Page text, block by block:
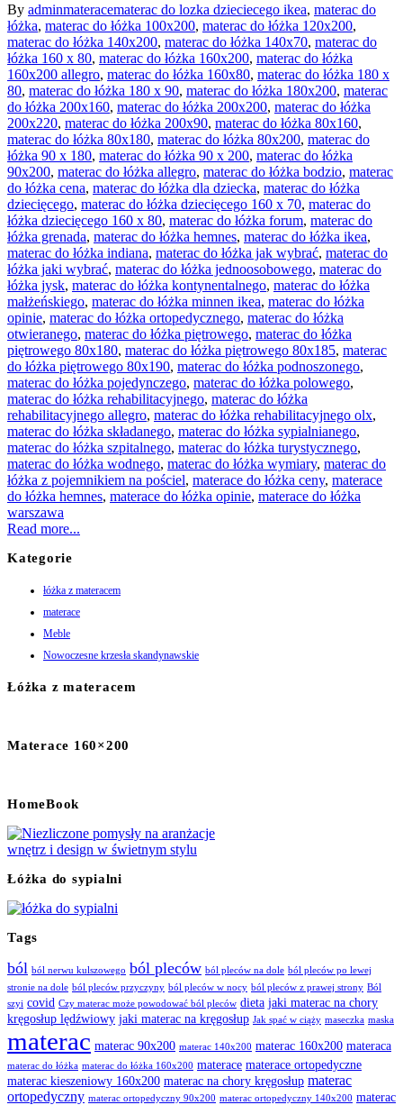
By adminmateracematerac do lozka dzieciecego ikea, materac do
łóżka, materac do łóżka 100x200, materac do łóżka 120x200,
materac do łóżka 140x200, materac do łóżka 140x70, materac do
łóżka 160 x 80, materac do łóżka 160x200, materac do łóżka
160x200 allegro, materac do łóżka 160x80, materac do łóżka 180 x
80, materac do łóżka 180 x 90, materac do łóżka 180x200, materac
do łóżka 200x160, materac do łóżka 200x200, materac do łóżka
200x220, materac do łóżka 200x90, materac do łóżka 80x160,
materac do łóżka 80x180, materac do łóżka 80x200, materac do
łóżka 90 x 180, materac do łóżka 90 x 200, materac do łóżka
90x200, materac do łóżka allegro, materac do łóżka bodzio, materac
do łóżka cena, materac do łóżka dla dziecka, materac do łóżka
dziecięcego, materac do łóżka dziecięcego 160 x 70, materac do
łóżka dziecięcego 160 x 80, materac do łóżka forum, materac do
łóżka grenada, materac do łóżka hemnes, materac do łóżka ikea,
materac do łóżka indiana, materac do łóżka jak wybrać, materac do
łóżka jaki wybrać, materac do łóżka jednoosobowego, materac do
łóżka jysk, materac do łóżka kontynentalnego, materac do łóżka
małżeńskiego, materac do łóżka minnen ikea, materac do łóżka
opinie, materac do łóżka ortopedycznego, materac do łóżka
otwieranego, materac do łóżka piętrowego, materac do łóżka
piętrowego 80x180, materac do łóżka piętrowego 80x185, materac
do łóżka piętrowego 80x190, materac do łóżka podnoszonego,
materac do łóżka pojedynczego, materac do łóżka polowego,
materac do łóżka rehabilitacyjnego, materac do łóżka
rehabilitacyjnego allegro, materac do łóżka rehabilitacyjnego olx,
materac do łóżka składanego, materac do łóżka sypialnianego,
materac do łóżka szpitalnego, materac do łóżka turystycznego,
materac do łóżka wodnego, materac do łóżka wymiary, materac do
łóżka z pojemnikiem na pościel, materace do łóżka ceny, materace
do łóżka hemnes, materace do łóżka opinie, materace do łóżka
warszawa
Read more...
Kategorie
łóżka z materacem
materace
Meble
Nowoczesne krzesła skandynawskie
Łóżka z materacem
Materace 160×200
HomeBook
Łóżka do sypialni
Tags
ból ból nerwu kulszowego ból pleców ból pleców na dole ból pleców po lewej
stronie na dole ból pleców przyczyny ból pleców w nocy ból pleców z prawej strony Ból
szyi covid Czy materac może powodować ból pleców dieta jaki materac na chory
kręgosłup lędźwiowy jaki materac na kręgosłup Jak spać w ciąży maseczka maska
materac materac 90x200 materac 140x200 materac 160x200 materaca
materac do łóżka materac do łóżka 160x200 materace materace ortopedyczne
materac kieszeniowy 160x200 materac na chory kręgosłup materac
ortopedyczny materac ortopedyczny 90x200 materac ortopedyczny 140x200 materac